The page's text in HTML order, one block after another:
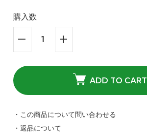
購入数
ADD TO CART
・この商品について問い合わせる
・返品について